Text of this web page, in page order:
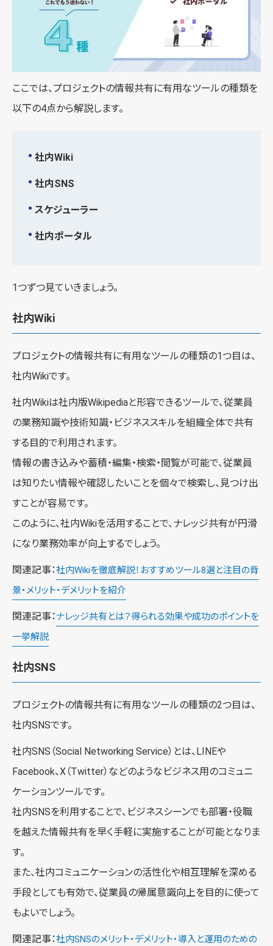
ここでは、プロジェクトの情報共有に有用なツールの種類を
以下の4点から解説します。
社内Wiki
社内SNS
スケジューラー
社内ポータル
1つずつ見ていきましょう。
社内Wiki
プロジェクトの情報共有に有用なツールの種類の1つ目は、
社内Wikiです。
社内Wikiは社内版Wikipediaと形容できるツールで、従業員
の業務知識や技術知識・ビジネススキルを組織全体で共有
する目的で利用されます。
情報の書き込みや蓄積・編集・検索・閲覧が可能で、従業員
は知りたい情報や確認したいことを個々で検索し、見つけ出
すことが容易です。
このように、社内Wikiを活用することで、ナレッジ共有が円滑
になり業務効率が向上するでしょう。
関連記事：社内Wikiを徹底解説！おすすめツール8選と注目の背
景・メリット・デメリットを紹介
関連記事： ナレッジ共有とは？得られる効果や成功のポイントを
一挙解説
社内SNS
プロジェクトの情報共有に有用なツールの種類の2つ目は、
社内SNSです。
社内SNS（Social Networking Service）とは、LINEや
Facebook、X（Twitter）などのようなビジネス用のコミュニ
ケーションツールです。
社内SNSを利用することで、ビジネスシーンでも部署・役職
を越えた情報共有を早く手軽に実施することが可能となりま
す。
また、社内コミュニケーションの活性化や相互理解を深める
手段としても有効で、従業員の帰属意識向上を目的に使って
もよいでしょう。
関連記事：社内SNSのメリット・デメリット・導入と運用のための